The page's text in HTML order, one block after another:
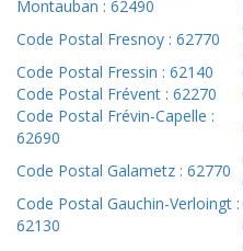
Montauban : 62490
Code Postal Fresnoy : 62770
Code Postal Fressin : 62140
Code Postal Frévent : 62270
Code Postal Frévin-Capelle :
62690
Code Postal Galametz : 62770
Code Postal Gauchin-Verloingt :
62130